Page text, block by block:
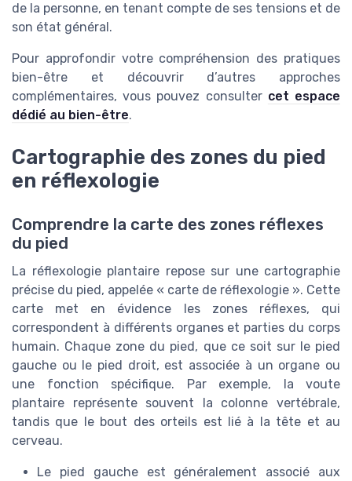
de la personne, en tenant compte de ses tensions et de
son état général.
Pour approfondir votre compréhension des pratiques
bien-être et découvrir d’autres approches
complémentaires, vous pouvez consulter cet espace
dédié au bien-être.
Cartographie des zones du pied
en réflexologie
Comprendre la carte des zones réflexes
du pied
La réflexologie plantaire repose sur une cartographie
précise du pied, appelée « carte de réflexologie ». Cette
carte met en évidence les zones réflexes, qui
correspondent à différents organes et parties du corps
humain. Chaque zone du pied, que ce soit sur le pied
gauche ou le pied droit, est associée à un organe ou
une fonction spécifique. Par exemple, la voute
plantaire représente souvent la colonne vertébrale,
tandis que le bout des orteils est lié à la tête et au
cerveau.
Le pied gauche est généralement associé aux